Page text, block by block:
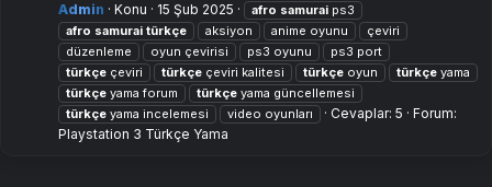
Admin
Konu 15 Şub 2025 afro samurai ps3
afro samurai türkçe aksiyon anime oyunu
çeviri
düzenleme
oyun çevirisi ps3 oyunu
ps3 port
türkçe çeviri türkçe çeviri kalitesi türkçe oyun türkçe yama
türkçe yama forum türkçe yama güncellemesi
türkçe yama incelemesi video oyunları Cevaplar: 5
Forum:
Playstation 3 Türkçe Yama